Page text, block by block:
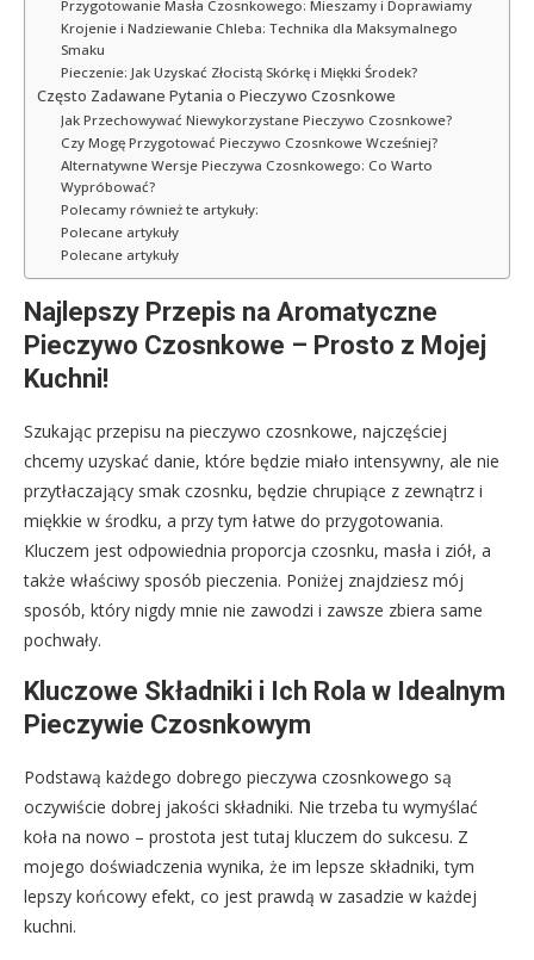
Przygotowanie Masła Czosnkowego: Mieszamy i Doprawiamy
Krojenie i Nadziewanie Chleba: Technika dla Maksymalnego
Smaku
Pieczenie: Jak Uzyskać Złocistą Skórkę i Miękki Środek?
Często Zadawane Pytania o Pieczywo Czosnkowe
Jak Przechowywać Niewykorzystane Pieczywo Czosnkowe?
Czy Mogę Przygotować Pieczywo Czosnkowe Wcześniej?
Alternatywne Wersje Pieczywa Czosnkowego: Co Warto
Wypróbować?
Polecamy również te artykuły:
Polecane artykuły
Polecane artykuły
Najlepszy Przepis na Aromatyczne
Pieczywo Czosnkowe – Prosto z Mojej
Kuchni!
Szukając przepisu na pieczywo czosnkowe, najczęściej
chcemy uzyskać danie, które będzie miało intensywny, ale nie
przytłaczający smak czosnku, będzie chrupiące z zewnątrz i
miękkie w środku, a przy tym łatwe do przygotowania.
Kluczem jest odpowiednia proporcja czosnku, masła i ziół, a
także właściwy sposób pieczenia. Poniżej znajdziesz mój
sposób, który nigdy mnie nie zawodzi i zawsze zbiera same
pochwały.
Kluczowe Składniki i Ich Rola w Idealnym
Pieczywie Czosnkowym
Podstawą każdego dobrego pieczywa czosnkowego są
oczywiście dobrej jakości składniki. Nie trzeba tu wymyślać
koła na nowo – prostota jest tutaj kluczem do sukcesu. Z
mojego doświadczenia wynika, że im lepsze składniki, tym
lepszy końcowy efekt, co jest prawdą w zasadzie w każdej
kuchni.